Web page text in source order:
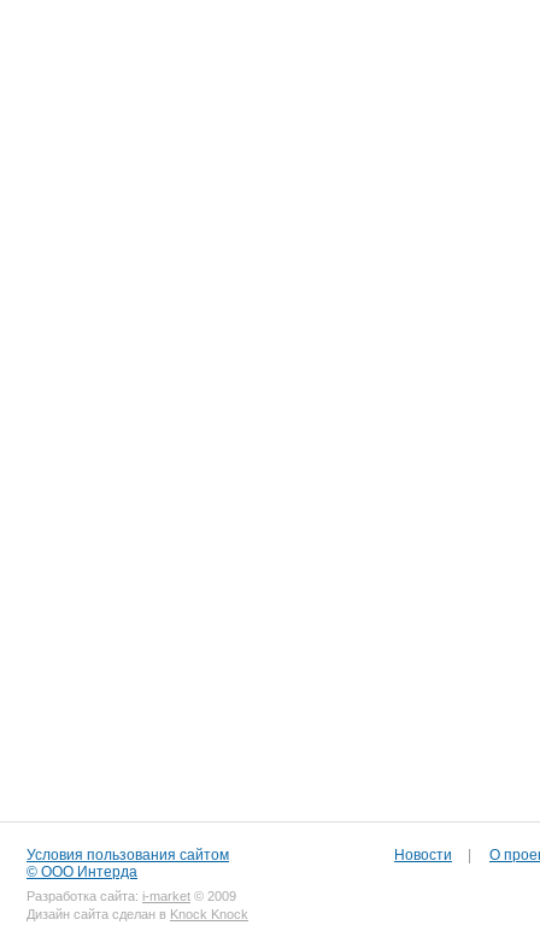
Условия пользования сайтом
© ООО Интерда
Разработка сайта: i-market © 2009
Дизайн сайта сделан в Knock Knock
Новости О